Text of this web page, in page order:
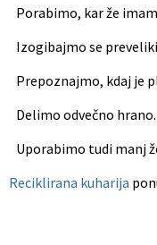
Porabimo, kar že
Izogibajmo se
Prepoznajmo, kdaj je
Delimo odvečno hrano.
Uporabimo tudi manj
Reciklirana kuharija